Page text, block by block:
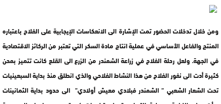
ومن خلال تدخلات الحضور تمت الإشارة الى الانعكاسات الإيجابية على الفلاح باعتباره
المنتج والفاعل الأساسي في عملية انتاج مادة السكر التي تعتبر من الركائز الاقتصادية
في الجهة. ولعل رحلة الفلاح في زراعة الشمندر من الزرع الى القلع كانت تتميز بمحن
كثيرة أدت الى نفور الفلاح من هذا النشاط الفلاحي والذي انطلق منذ بداية السبعينيات
تحت الشعار الشعبي ” الشمندر فبلادي معيش أولادي” الى حدود بداية الثمانينات